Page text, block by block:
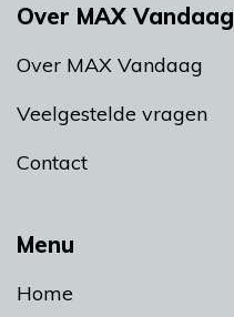
Menu
Home
Over MAX Vandaag
Over MAX Vandaag
Veelgestelde vragen
Contact